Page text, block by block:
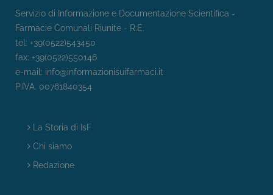
Servizio di Informazione e Documentazione Scientifica -
Farmacie Comunali Riunite - R.E.
tel: +39(0522)543450
fax: +39(0522)550146
e-mail: info@informazionisuifarmaci.it
P.IVA. 00761840354
La Storia di IsF
Chi siamo
Redazione